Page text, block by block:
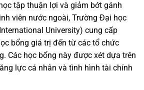
tập thuận lợi và giảm bớt gánh
viên nước ngoài, Trường Đại học
University) cung cấp
bổng giá trị đến từ các tổ chức
Các học bổng này được xét dựa trên
lực cá nhân và tình hình tài chính